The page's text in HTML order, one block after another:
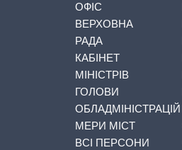
ОФІС
ВЕРХОВНА
РАДА
КАБІНЕТ
МІНІСТРІВ
ГОЛОВИ
ОБЛАДМІНІСТРАЦІЙ
МЕРИ МІСТ
ВСІ ПЕРСОНИ